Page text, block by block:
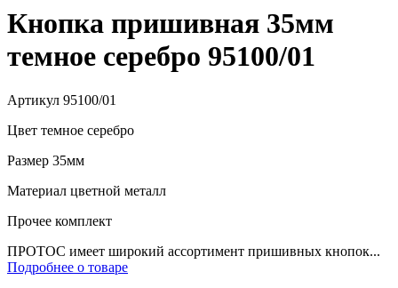
Кнопка пришивная 35мм
темное серебро 95100/01
Артикул 95100/01
Цвет темное серебро
Размер 35мм
Материал цветной металл
Прочее комплект
ПРОТОС имеет широкий ассортимент пришивных кнопок...
Подробнее о товаре